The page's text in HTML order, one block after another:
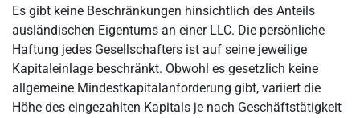
Es gibt keine Beschränkungen hinsichtlich des Anteils
ausländischen Eigentums an einer LLC. Die persönliche
Haftung jedes Gesellschafters ist auf seine jeweilige
Kapitaleinlage beschränkt. Obwohl es gesetzlich keine
allgemeine Mindestkapitalanforderung gibt, variiert die
Höhe des eingezahlten Kapitals je nach Geschäftstätigkeit